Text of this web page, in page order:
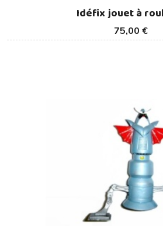
75,00 €
Idéfix jouet à